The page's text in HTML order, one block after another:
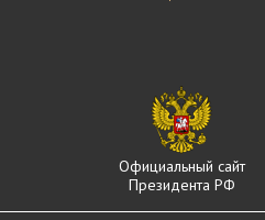
Официальный сайт
Президента РФ